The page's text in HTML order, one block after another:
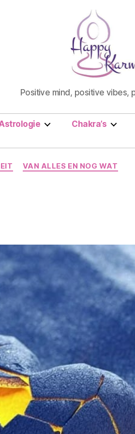
Happy
Karma
Positive mind, positive vibes,
Chakra’s
Categorieën
VAN ALLES EN NOG WAT